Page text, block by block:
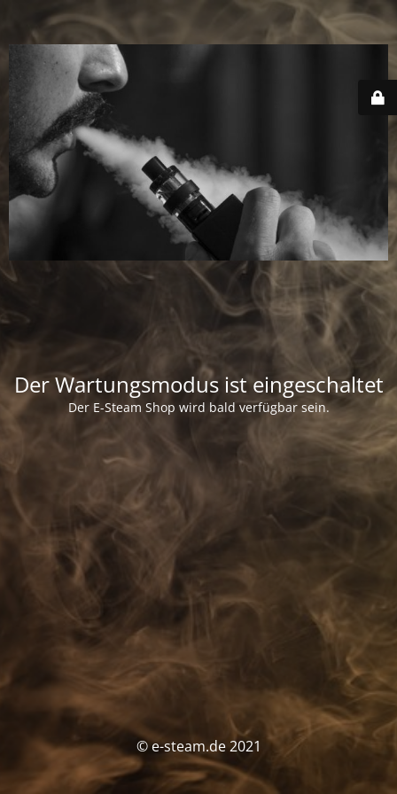
Der Wartungsmodus ist eingeschaltet
Der E-Steam Shop wird bald verfügbar sein.
© e-steam.de 2021